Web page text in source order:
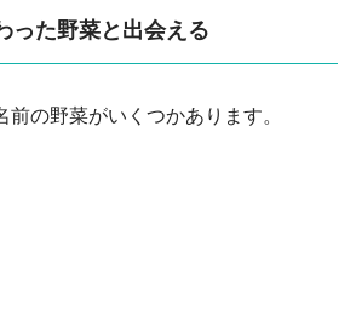
った野菜と出会える
前の野菜がいくつかあります。